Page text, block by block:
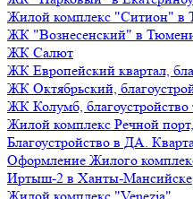
Жилой комплекс "Ситион" в
ЖК "Вознесенский" в
ЖК Салют
ЖК Европейский квартал,
ЖК Октябрьский,
ЖК Колумб, благоустройство
Жилой комплекс Речной порт,
Благоустройство в ДА.
Оформление Жилого
Иртыш-2 в Ханты-Мансийске